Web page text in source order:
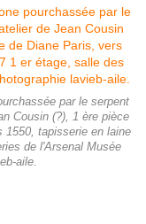
par le serpent
Cousin (?), 1 ère pièce
1550, tapisserie en laine
de l'Arsenal Musée
aile.